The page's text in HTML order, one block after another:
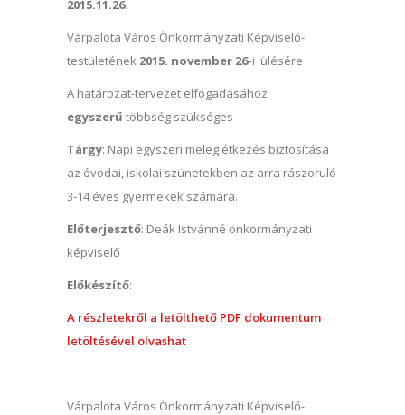
2015.11.26.
Várpalota Város Önkormányzati Képviselő-
testületének 2015. november 26-i ülésére
A határozat-tervezet elfogadásához
egyszerű többség szükséges
Tárgy: Napi egyszeri meleg étkezés biztosítása
az óvodai, iskolai szünetekben az arra rászoruló
3-14 éves gyermekek számára.
Előterjesztő: Deák Istvánné önkormányzati
képviselő
Előkészítő:
A részletekről a letölthető PDF dokumentum
letöltésével olvashat
Várpalota Város Önkormányzati Képviselő-